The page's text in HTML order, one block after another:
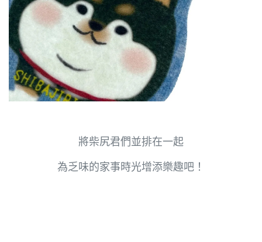
將柴尻君們並排在一起
為乏味的家事時光增添樂趣吧！